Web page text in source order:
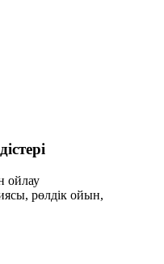
ойлау
рөлдік ойын,